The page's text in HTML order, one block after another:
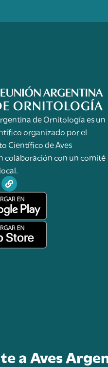
de Ornitología es un
organizado por el
Científico de Aves
colaboración con un comité
a Aves